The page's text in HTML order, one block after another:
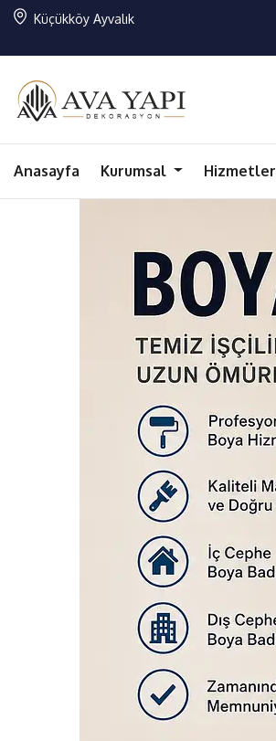
Küçükköy Ayvalık
Anasayfa Kurumsal Hizmetler